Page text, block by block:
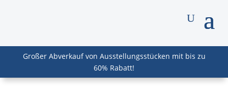
Großer Abverkauf von Ausstellungsstücken mit bis zu
60% Rabatt!